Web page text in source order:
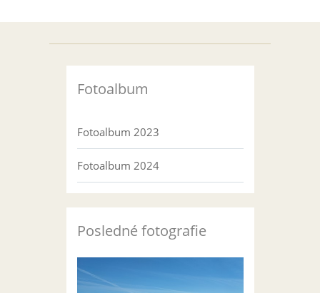
Fotoalbum
Fotoalbum 2023
Fotoalbum 2024
Posledné fotografie